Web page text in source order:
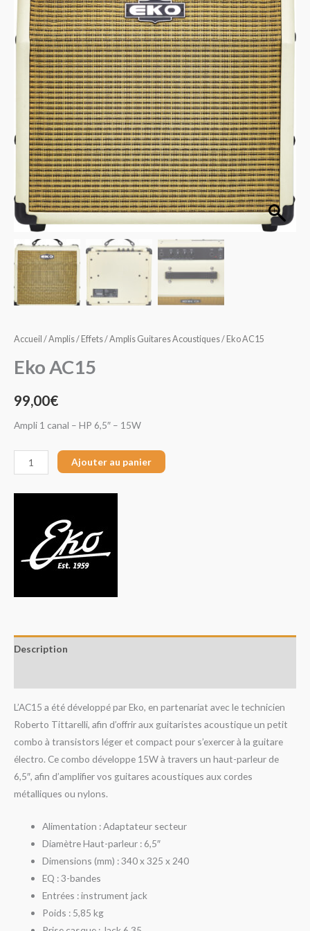
Accueil /Amplis / Effets/Amplis Guitares Acoustiques/ Eko AC15
Eko AC15
99,00€
Ampli 1 canal – HP 6,5″ – 15W
Ajouter au panier
Description
L’AC15 a été développé par Eko, en partenariat avec le technicien
Roberto Tittarelli, afin d’offrir aux guitaristes acoustique un petit
combo à transistors léger et compact pour s’exercer à la guitare
électro. Ce combo développe 15W à travers un haut-parleur de
6,5″, afin d’amplifier vos guitares acoustiques aux cordes
métalliques ou nylons.
Alimentation : Adaptateur secteur
Diamètre Haut-parleur : 6,5″
Dimensions (mm) : 340 x 325 x 240
EQ : 3-bandes
Entrées : instrument jack
Poids : 5,85 kg